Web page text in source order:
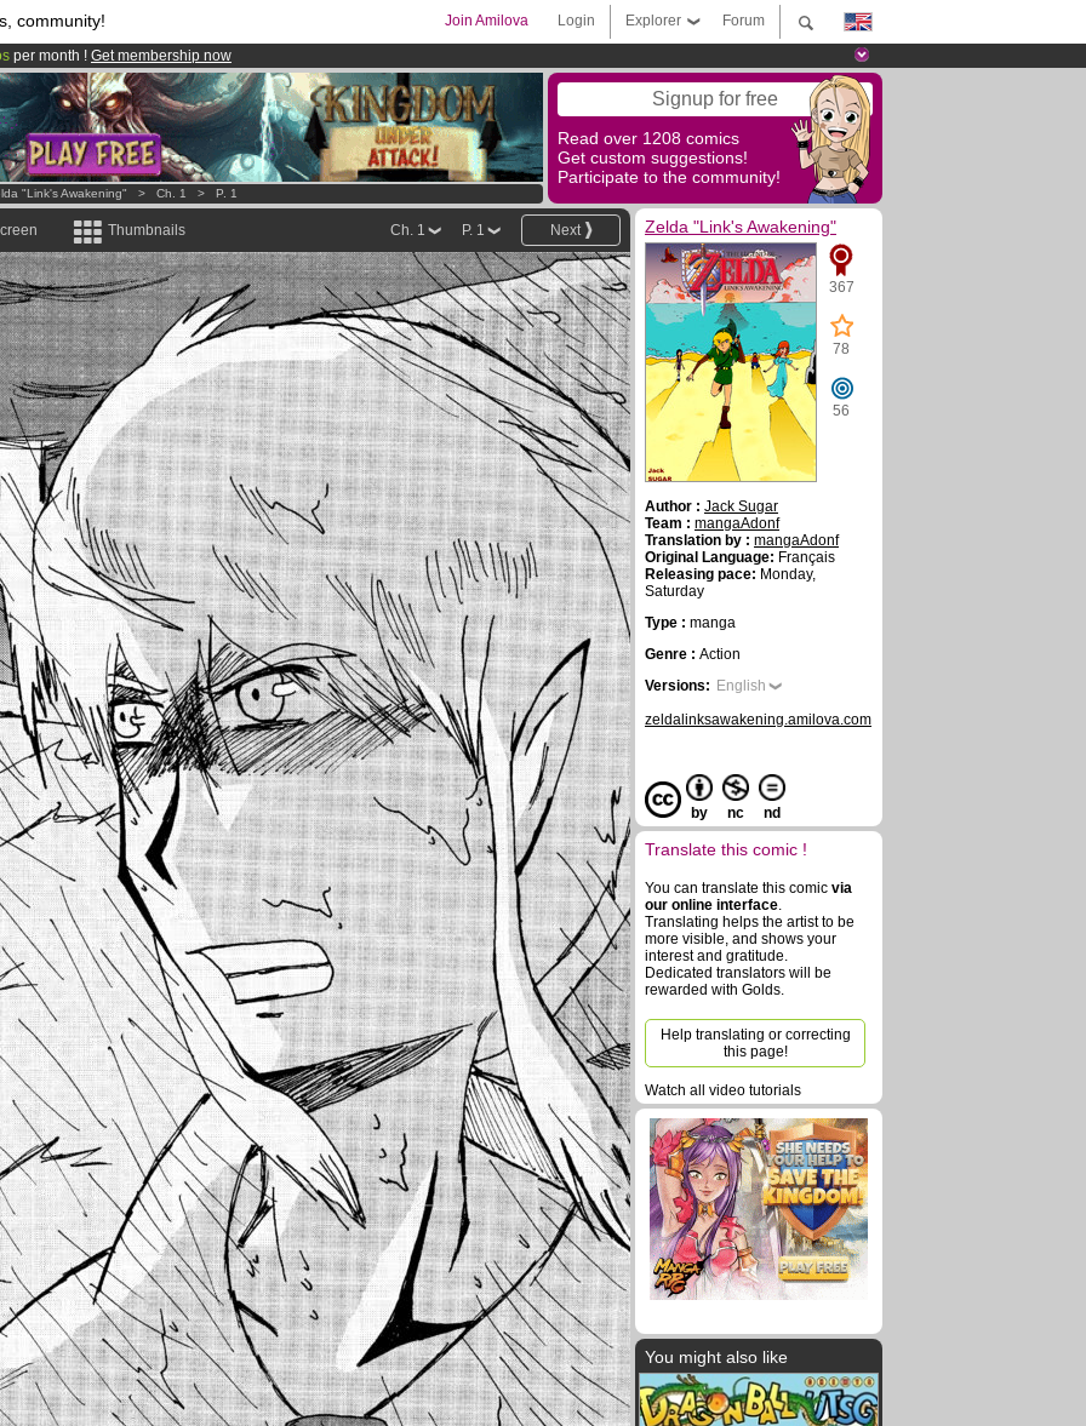
community! Forum
Explorer
Login
Join Amilova
per month ! Get membership now
comics & mangas!.
Signup for free
Read over 1208 comics
Get custom suggestions!
Participate to the community!
"Link's Awakening" > Ch. 1 > P. 1
Thumbnails Next
P. 1
Ch. 1 Zelda "Link's Awakening"
367
78
56
Author : Jack Sugar
Team : mangaAdonf
Translation by : mangaAdonf
Original Language: Français
Releasing pace: Monday,
Saturday
Type : manga
Genre : Action
Versions: English
zeldalinksawakening.amilova.com
by nc nd
Translate this comic !
You can translate this comic via
our online interface.
Translating helps the artist to be
more visible, and shows your
interest and gratitude.
Dedicated translators will be
rewarded with Golds.
Help translating or correcting
this page!
Watch all video tutorials
You might also like